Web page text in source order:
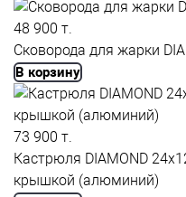
48 900 т.
Сковорода для жарки
В корзину
73 900 т.
Кастрюля DIAMOND
крышкой (алюминий)